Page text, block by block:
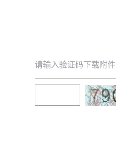
请输入验证码下载附件